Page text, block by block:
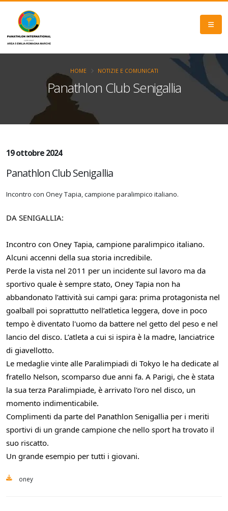
Panathlon Club Senigallia
HOME NOTIZIE E COMUNICATI
19 ottobre 2024
Panathlon Club Senigallia
Incontro con Oney Tapia, campione paralimpico italiano.
DA SENIGALLIA:
Incontro con Oney Tapia, campione paralimpico italiano.
Alcuni accenni della sua storia incredibile.
Perde la vista nel 2011 per un incidente sul lavoro ma da
sportivo quale è sempre stato, Oney Tapia non ha
abbandonato l’attività sui campi gara: prima protagonista nel
goalball poi soprattutto nell’atletica leggera, dove in poco
tempo è diventato l'uomo da battere nel getto del peso e nel
lancio del disco. L’atleta a cui si ispira è la madre, lanciatrice
di giavellotto.
Le medaglie vinte alle Paralimpiadi di Tokyo le ha dedicate al
fratello Nelson, scomparso due anni fa. A Parigi, che è stata
la sua terza Paralimpiade, è arrivato l'oro nel disco, un
momento indimenticabile.
Complimenti da parte del Panathlon Senigallia per i meriti
sportivi di un grande campione che nello sport ha trovato il
suo riscatto.
Un grande esempio per tutti i giovani.
oney